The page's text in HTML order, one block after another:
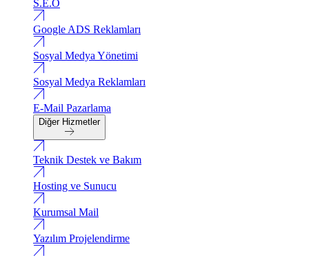
S.E.O
Google ADS Reklamları
Sosyal Medya Yönetimi
Sosyal Medya Reklamları
E-Mail Pazarlama
Diğer Hizmetler
Teknik Destek ve Bakım
Hosting ve Sunucu
Kurumsal Mail
Yazılım Projelendirme